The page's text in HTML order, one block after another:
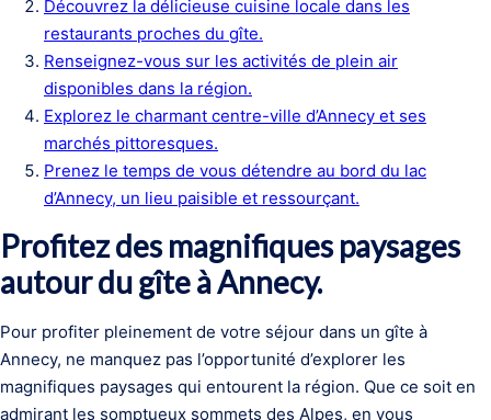
Découvrez la délicieuse cuisine locale dans les
restaurants proches du gîte.
Renseignez-vous sur les activités de plein air
disponibles dans la région.
Explorez le charmant centre-ville d’Annecy et ses
marchés pittoresques.
Prenez le temps de vous détendre au bord du lac
d’Annecy, un lieu paisible et ressourçant.
Profitez des magnifiques paysages
autour du gîte à Annecy.
Pour profiter pleinement de votre séjour dans un gîte à
Annecy, ne manquez pas l’opportunité d’explorer les
magnifiques paysages qui entourent la région. Que ce soit en
admirant les somptueux sommets des Alpes, en vous